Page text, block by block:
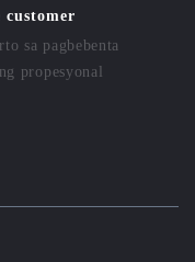
customer
sa pagbebenta
propesyonal